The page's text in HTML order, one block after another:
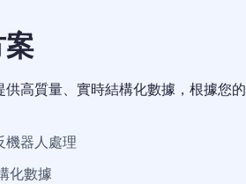
高質量、實時結構化數據，根據您的
機器人處理
化數據